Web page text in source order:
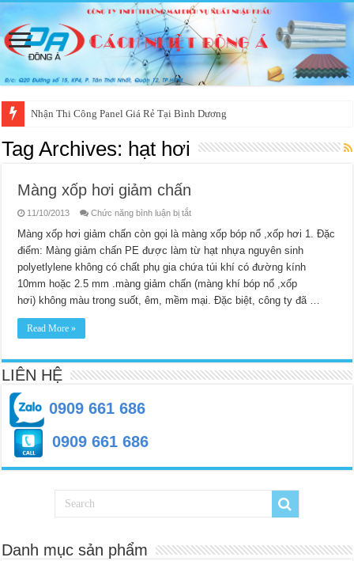
Nhận Thi Công Panel Giá Rẻ Tại Bình Dương
Tag Archives: hạt hơi
Màng xốp hơi giảm chấn
11/10/2013 Chức năng bình luận bị tắtở
xốp
hơi
giảm
Màng xốp hơi giảm chấn còn gọi là màng xốp bóp nổ ,xốp hơi 1. Đặc
điểm: Màng giảm chấn PE được làm từ hạt nhựa nguyên sinh
polyetlylene không có chất phụ gia chứa túi khí có đường kính
10mm hoặc 2.5 mm .màng giảm chấn (màng khí bóp nổ ,xốp
hơi) không màu trong suốt, êm, mềm mại. Đặc biệt, công ty đã …
Read More »
LIÊN HỆ
0909 661 686
0909 661 686
Danh mục sản phẩm